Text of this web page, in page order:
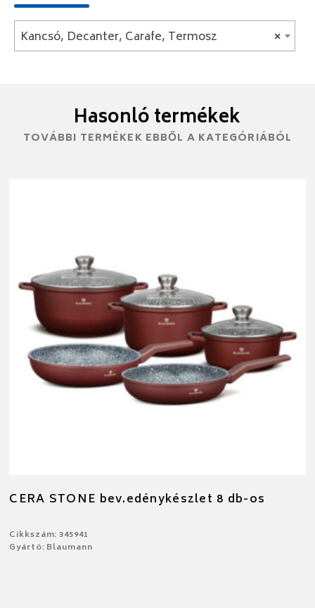
×
Kancsó, Decanter, Carafe, Termosz
Hasonló termékek
TOVÁBBI TERMÉKEK EBBŐL A KATEGÓRIÁBÓL
CERA STONE bev.edénykészlet 8 db-os
Cikkszám: 345941
Gyártó: Blaumann